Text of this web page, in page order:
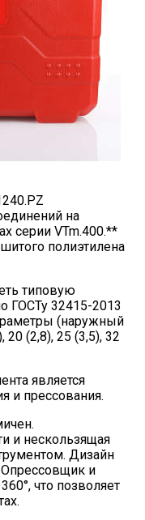
на
серии VTm.400.**
полиэтилена
типовую
ГОСТу 32415-2013
(наружный
20 (2,8), 25 (3,5), 32
является
и прессования.
и нескользящая
Дизайн
Опрессовщик и
что позволяет